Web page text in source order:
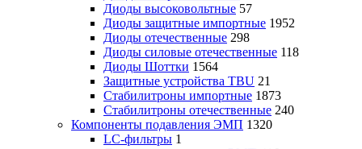
Диоды высоковольтные 57
Диоды защитные импортные 1952
Диоды отечественные 298
Диоды силовые отечественные 118
Диоды Шоттки 1564
Защитные устройства TBU 21
Стабилитроны импортные 1873
Стабилитроны отечественные 240
Компоненты подавления ЭМП 1320
LC-фильтры 1